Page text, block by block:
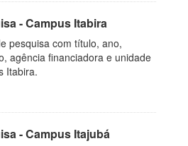
- Campus Itabira
pesquisa com título, ano,
agência financiadora e unidade
Itabira.
- Campus Itajubá